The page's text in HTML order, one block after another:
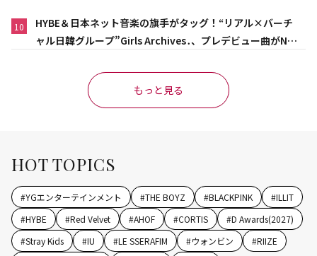
10
HYBE＆日本ネット音楽の旗手がタッグ！“リアル×バーチ
ャル日韓グループ”Girls Archives․、プレデビュー曲がNet
もっと見る
HOT TOPICS
#YGエンターテインメント #THE BOYZ #BLACKPINK #ILLIT
#HYBE #Red Velvet #AHOF #CORTIS #D Awards(2027)
#Stray Kids #IU #LE SSERAFIM #ウォンビン #RIIZE